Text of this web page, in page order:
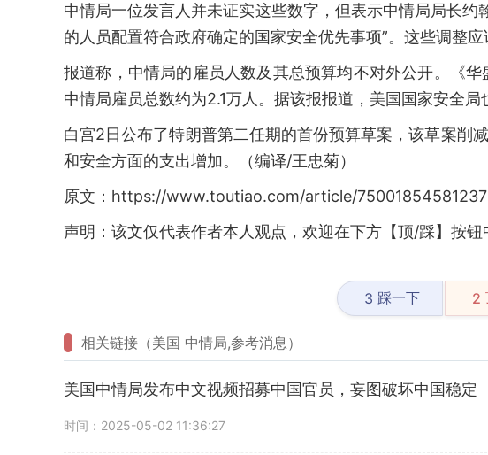
中情局一位发言人并未证实这些数字，但表示中情局局长约
的人员配置符合政府确定的国家安全优先事项”。这些调整应
报道称，中情局的雇员人数及其总预算均不对外公开。《
中情局雇员总数约为2.1万人。据该报报道，美国国家安全局
白宫2日公布了特朗普第二任期的首份预算草案，该草案削
和安全方面的支出增加。（编译/王忠菊）
原文：https://www.toutiao.com/article/
声明：该文仅代表作者本人观点，欢迎在下方【顶/踩】按钮
3 踩一下 2
相关链接（美国 中情局,参考消息）
美国中情局发布中文视频招募中国官员，妄图破坏中国稳定
时间：2025-05-02 11:36:27